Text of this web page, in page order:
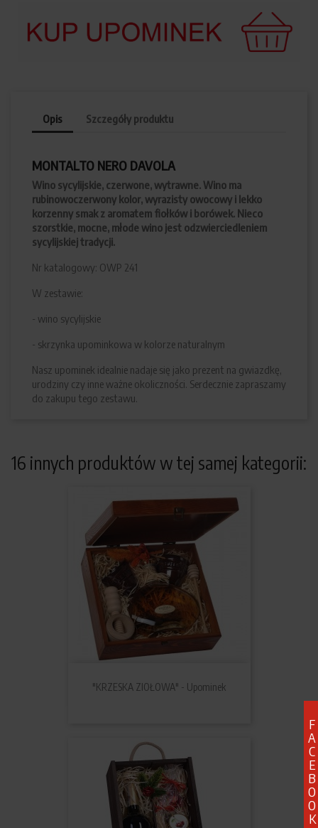
F
A
C
E
B
O
O
K
Opis Szczegóły produktu
MONTALTO NERO DAVOLA
Wino sycylijskie, czerwone, wytrawne. Wino ma
rubinowoczerwony kolor, wyrazisty owocowy i lekko
korzenny smak z aromatem fiołków i borówek. Nieco
szorstkie, mocne, młode wino jest odzwierciedleniem
sycylijskiej tradycji.
Nr katalogowy: OWP 241
W zestawie:
- wino sycylijskie
- skrzynka upominkowa w kolorze naturalnym
Nasz upominek idealnie nadaje się jako prezent na gwiazdkę,
urodziny czy inne ważne okoliczności. Serdecznie zapraszamy
do zakupu tego zestawu.
16 innych produktów w tej samej kategorii:
"KRZESKA ZIOŁOWA" - Upominek